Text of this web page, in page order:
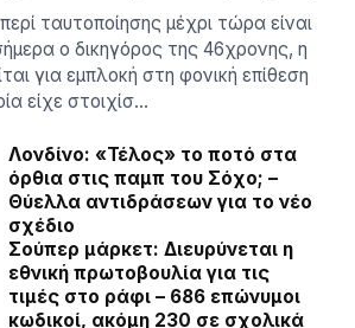
ταυτοποίησης μέχρι τώρα είναι
ο δικηγόρος της 46χρονης, η
για εμπλοκή στη φονική επίθεση
είχε στοιχίσ…
Λονδίνο: «Τέλος» το ποτό στα
όρθια στις παμπ του Σόχο; –
Θύελλα αντιδράσεων για το νέο
σχέδιο
Σούπερ μάρκετ: Διευρύνεται η
εθνική πρωτοβουλία για τις
τιμές στο ράφι – 686 επώνυμοι
κωδικοί, ακόμη 230 σε σχολικά